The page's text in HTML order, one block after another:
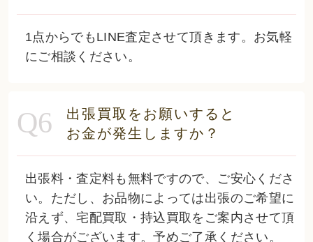
1点からでもLINE査定させて頂きます。お気軽
にご相談ください。
Q6
出張買取をお願いすると
お金が発生しますか？
出張料・査定料も無料ですので、ご安心くださ
い。ただし、お品物によっては出張のご希望に
沿えず、宅配買取・持込買取をご案内させて頂
く場合がございます。予めご了承ください。